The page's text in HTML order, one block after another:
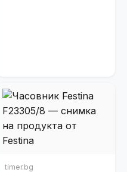
timer.bg